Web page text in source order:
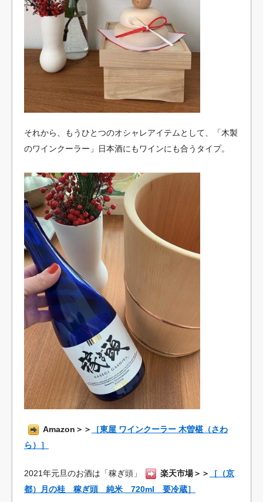
それから、もうひとつのオシャレアイテムとして、「木製
のワインクーラー」日本酒にもワインにも合うタイプ。
Amazon＞＞
［東屋 ワインクーラー 木曽椹（さわ
ら）］
2021年元旦のお酒は「稼ぎ頭」 楽天市場＞＞
［（京
都）月の桂 稼ぎ頭 純米 720ml 要冷蔵］